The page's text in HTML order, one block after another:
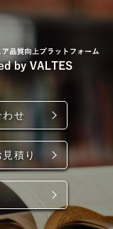
わせ
積り